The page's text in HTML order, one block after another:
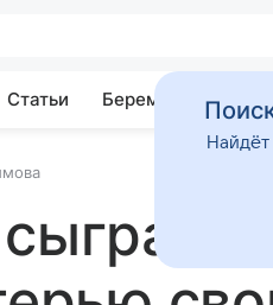
Статьи Беременность
Найдёт